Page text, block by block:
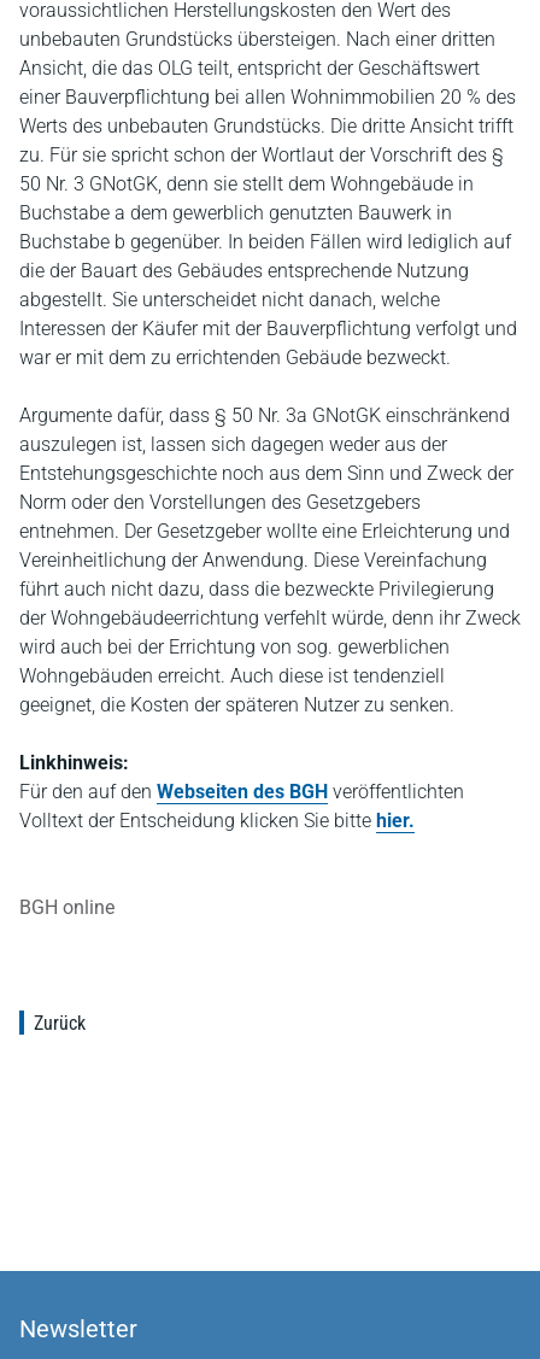
voraussichtlichen Herstellungskosten den Wert des
unbebauten Grundstücks übersteigen. Nach einer dritten
Ansicht, die das OLG teilt, entspricht der Geschäftswert
einer Bauverpflichtung bei allen Wohnimmobilien 20 % des
Werts des unbebauten Grundstücks. Die dritte Ansicht trifft
zu. Für sie spricht schon der Wortlaut der Vorschrift des §
50 Nr. 3 GNotGK, denn sie stellt dem Wohngebäude in
Buchstabe a dem gewerblich genutzten Bauwerk in
Buchstabe b gegenüber. In beiden Fällen wird lediglich auf
die der Bauart des Gebäudes entsprechende Nutzung
abgestellt. Sie unterscheidet nicht danach, welche
Interessen der Käufer mit der Bauverpflichtung verfolgt und
war er mit dem zu errichtenden Gebäude bezweckt.
Argumente dafür, dass § 50 Nr. 3a GNotGK einschränkend
auszulegen ist, lassen sich dagegen weder aus der
Entstehungsgeschichte noch aus dem Sinn und Zweck der
Norm oder den Vorstellungen des Gesetzgebers
entnehmen. Der Gesetzgeber wollte eine Erleichterung und
Vereinheitlichung der Anwendung. Diese Vereinfachung
führt auch nicht dazu, dass die bezweckte Privilegierung
der Wohngebäudeerrichtung verfehlt würde, denn ihr Zweck
wird auch bei der Errichtung von sog. gewerblichen
Wohngebäuden erreicht. Auch diese ist tendenziell
geeignet, die Kosten der späteren Nutzer zu senken.
Linkhinweis:
Für den auf den Webseiten des BGH veröffentlichten
Volltext der Entscheidung klicken Sie bitte hier.
BGH online
Zurück
Newsletter